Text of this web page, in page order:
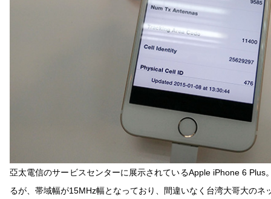
亞太電信のサービスセンターに展示されているApple iPhone 6 Plus
るが、帯域幅が15MHz幅となっており、間違いなく台湾大哥大のネ